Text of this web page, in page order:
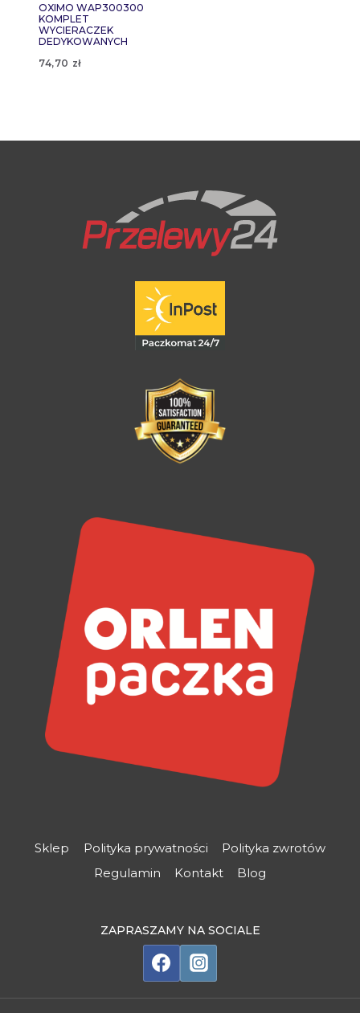
OXIMO WAP300300
KOMPLET
WYCIERACZEK
DEDYKOWANYCH
74,70 zł
Sklep Polityka prywatności
Polityka zwrotów
Regulamin
Kontakt Blog
ZAPRASZAMY NA SOCIALE